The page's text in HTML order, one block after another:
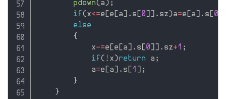
pdown(a) ;
if (x<=e [e [a] . s [0] ] . sz)a=e [a] . s [0
else
{
            x
-=e [e [a] . s [0] ] . sz+1 ;
if ( ! x)return a ;
            a
=e [a] . s [1 ] ;
}
}